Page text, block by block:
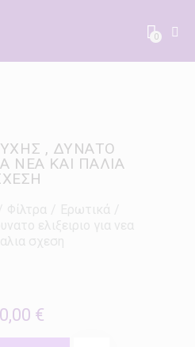
0
, ΔΥΝΑΤΟ
ΝΕΑ ΚΑΙ ΠΑΛΙΑ
Φίλτρα
Ερωτικά
ελιξειριο για νεα
σχεση
€